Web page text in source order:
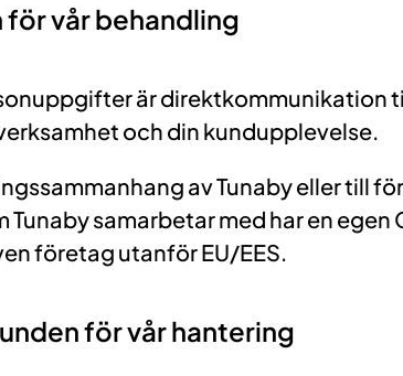
för vår behandling
är direktkommunikation
och din kundupplevelse.
av Tunaby eller till
samarbetar med har en
företag utanför EU/EES.
för vår hantering